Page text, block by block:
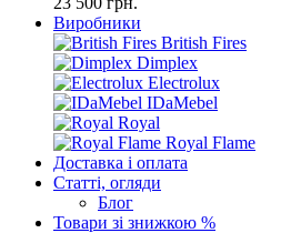
Виробники
British Fires
Dimplex
Electrolux
IDaMebel
Royal
Royal Flame
Доставка і оплата
Статті, огляди
Блог
Товари зі знижкою %